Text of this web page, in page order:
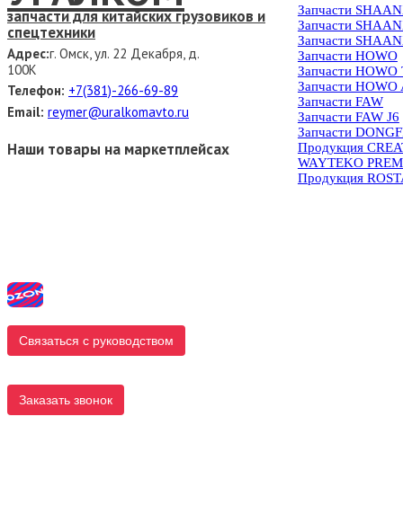
запчасти для китайских грузовиков и
спецтехники
Адрес:г. Омск, ул. 22 Декабря, д.
100К
Телефон: +7(381)-266-69-89
Email: reymer@uralkomavto.ru
Наши товары на маркетплейсах
Связаться с руководством
Заказать звонок
Запчасти
Запчасти
Запчасти
Запчасти HOWO
Запчасти HOWO
Запчасти HOWO
Запчасти FAW
Запчасти FAW J6
Запчасти
Продукция
WAYTEKO
Продукция